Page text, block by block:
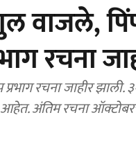
वाजले,
रचना
रचना जाहीर
आहेत. अंतिम रचना